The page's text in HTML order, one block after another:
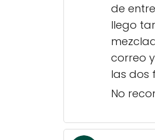
de
llego
correo
las dos
No